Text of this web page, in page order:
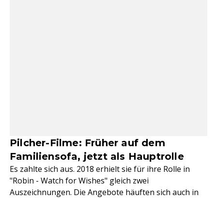
Pilcher-Filme: Früher auf dem
Familiensofa, jetzt als Hauptrolle
Es zahlte sich aus. 2018 erhielt sie für ihre Rolle in
"Robin - Watch for Wishes" gleich zwei
Auszeichnungen. Die Angebote häuften sich auch in